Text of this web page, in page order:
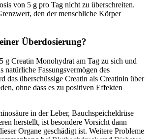
von 5 g pro Tag nicht zu überschreiten.
den der menschliche Körper
Überdosierung?
g Creatin Monohydrat am Tag zu sich und
natürliche Fassungsvermögen des
das überschüssige Creatin als Creatinin über
ohne dass es zu positiven Effekten
in der Leber, Bauchspeicheldrüse
herstellt, ist besondere Vorsicht dann
Organe geschädigt ist. Weitere Probleme